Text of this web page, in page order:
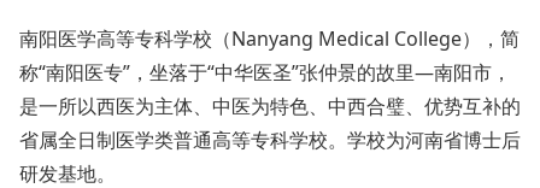
南阳医学高等专科学校（Nanyang Medical College），简
称“南阳医专”，坐落于“中华医圣”张仲景的故里—南阳市，
是一所以西医为主体、中医为特色、中西合璧、优势互补的
省属全日制医学类普通高等专科学校。学校为河南省博士后
研发基地。